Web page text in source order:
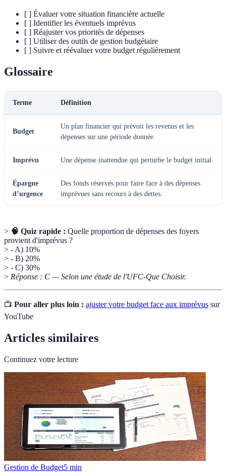
[ ] Évaluer votre situation financière actuelle
[ ] Identifier les éventuels imprévus
[ ] Réajuster vos priorités de dépenses
[ ] Utiliser des outils de gestion budgétaire
[ ] Suivre et réévaluer votre budget régulièrement
Glossaire
Terme Définition
Budget
Un plan financier qui prévoit les revenus et les
dépenses sur une période donnée.
Imprévu Une dépense inattendue qui perturbe le budget initial.
Épargne
d’urgence
Des fonds réservés pour faire face à des dépenses
imprévues sans recours à des dettes.
> 🧠 Quiz rapide : Quelle proportion de dépenses des foyers
provient d'imprévus ?
> - A) 10%
> - B) 20%
> - C) 30%
> Réponse : C — Selon une étude de l'UFC-Que Choisir.
📺 Pour aller plus loin : ajuster votre budget face aux imprévus sur
YouTube
Articles similaires
Continuez votre lecture
Gestion de Budget5 min